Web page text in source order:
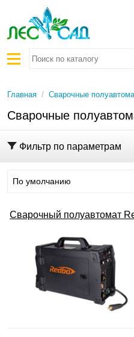
Главная / Сварочные
Сварочные
Фильтр по параметрам
По умолчанию
Сварочный полуавтомат